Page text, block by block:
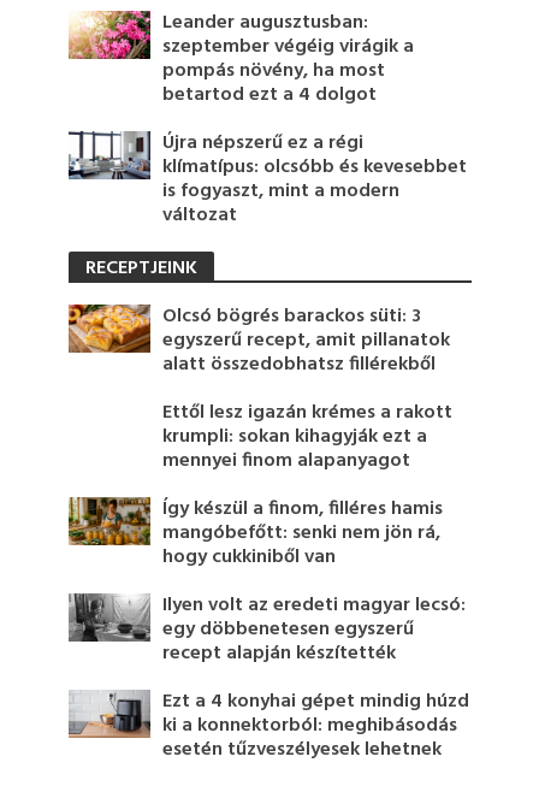
Leander augusztusban:
szeptember végéig virágik a
pompás növény, ha most
betartod ezt a 4 dolgot
Újra népszerű ez a régi
klímatípus: olcsóbb és kevesebbet
is fogyaszt, mint a modern
változat
RECEPTJEINK
Olcsó bögrés barackos süti: 3
egyszerű recept, amit pillanatok
alatt összedobhatsz fillérekből
Ettől lesz igazán krémes a rakott
krumpli: sokan kihagyják ezt a
mennyei finom alapanyagot
Így készül a finom, filléres hamis
mangóbefőtt: senki nem jön rá,
hogy cukkiniből van
Ilyen volt az eredeti magyar lecsó:
egy döbbenetesen egyszerű
recept alapján készítették
Ezt a 4 konyhai gépet mindig húzd
ki a konnektorból: meghibásodás
esetén tűzveszélyesek lehetnek